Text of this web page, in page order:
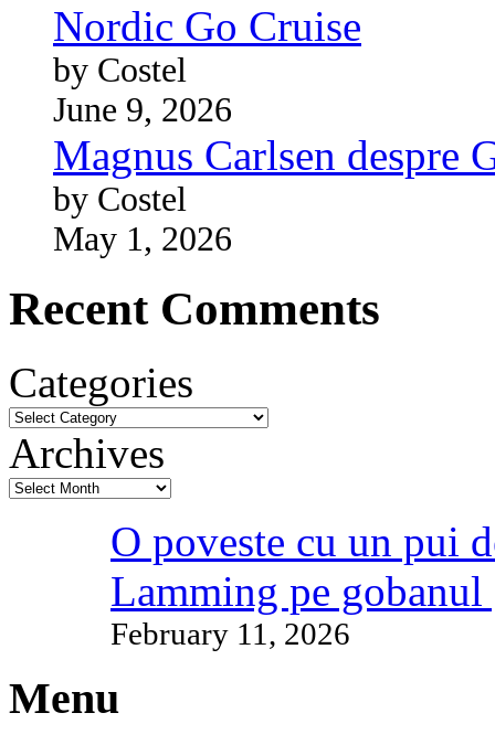
Nordic Go Cruise
by Costel
June 9, 2026
Magnus Carlsen despre
by Costel
May 1, 2026
Recent Comments
Categories
Archives
O poveste cu un pui
Lamming pe gobanul
February 11, 2026
Menu